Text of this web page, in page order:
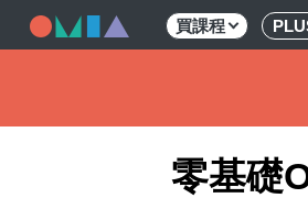
買課程
零基礎